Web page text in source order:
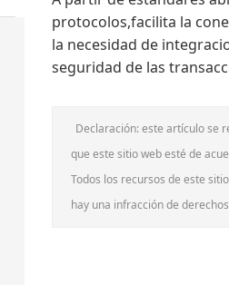
protocolos,facilita la
la necesidad de
seguridad de las
Declaración: este artículo se
que este sitio web esté de
Todos los recursos de este
hay una infracción de